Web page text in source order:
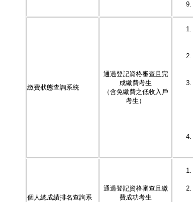
繳費狀態查詢系統
通過登記資格審查且完
成繳費考生
（含免繳費之低收入戶
考生）
個人總成績排名查詢系
通過登記資格審查且繳
費成功考生